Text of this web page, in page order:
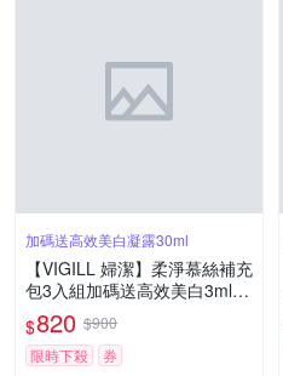
加碼送高效美白凝露30ml
【VIGILL 婦潔】柔淨慕絲補充
包3入組加碼送高效美白3mlx1
0-(慕絲補充包EXP:27/06/20)
$820 $900
限時下殺
券